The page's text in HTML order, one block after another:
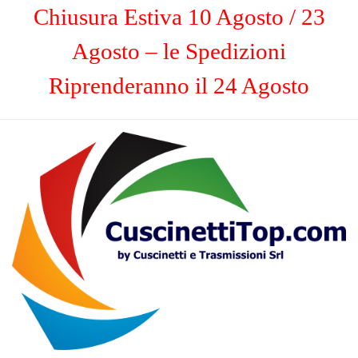
Chiusura Estiva 10 Agosto / 23
Agosto – le Spedizioni
Riprenderanno il 24 Agosto